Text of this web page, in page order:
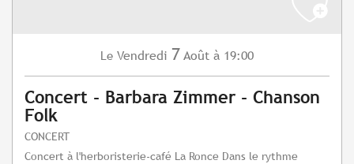
Le Vendredi 7 Août à 19:00
Concert - Barbara Zimmer - Chanson
Folk
CONCERT
Concert à l'herboristerie-café La Ronce Dans le rythme